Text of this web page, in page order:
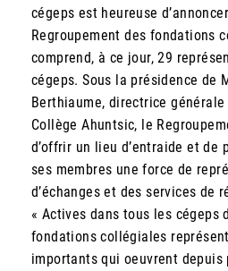
cégeps est heureuse
Regroupement des fondations
comprend, à ce jour, 29
cégeps. Sous la présidence de
Berthiaume, directrice
Collège Ahuntsic, le
d’offrir un lieu d’entraide et de
ses membres une force de
d’échanges et des services de
« Actives dans tous les cégeps
fondations collégiales
importants qui oeuvrent depuis